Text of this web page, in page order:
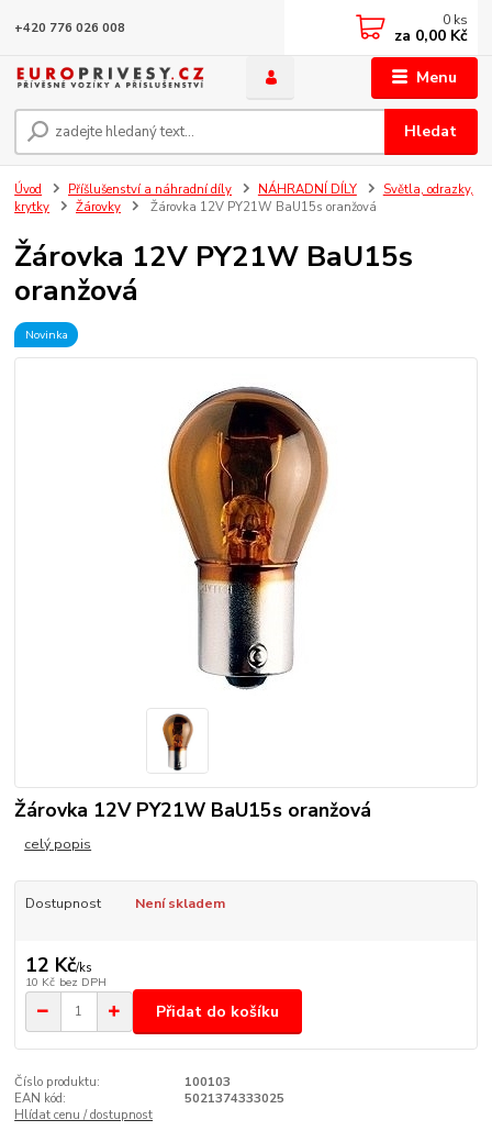
Menu
Hledat
+420 776 026 008 0 ks
za 0,00 Kč
Úvod Příšlušenství a náhradní díly NÁHRADNÍ DÍLY
Světla, odrazky,
krytky
Žárovky Žárovka 12V PY21W BaU15s oranžová
Žárovka 12V PY21W BaU15s
oranžová
Novinka
Žárovka 12V PY21W BaU15s oranžová
celý popis
Dostupnost Není skladem
12 Kč/ks
10 Kč bez DPH
Přidat do košíku
Číslo produktu:
100103
EAN kód:
5021374333025
Hlídat cenu / dostupnost